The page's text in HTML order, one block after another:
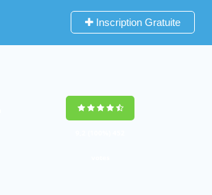
Inscription Gratuite